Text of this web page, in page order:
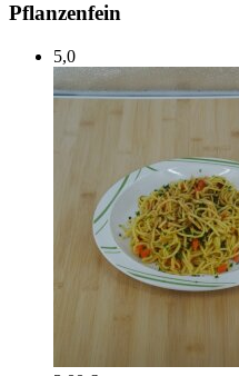
Pflanzenfein
5,0